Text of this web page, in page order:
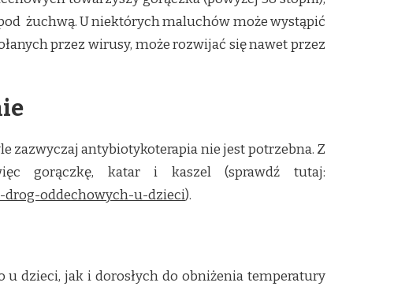
żuchwą. U niektórych maluchów może wystąpić
przez wirusy, może rozwijać się nawet przez
zazwyczaj antybiotykoterapia nie jest potrzebna. Z
gorączkę, katar i kaszel (sprawdź tutaj:
drog-oddechowych-u-dzieci).
dzieci, jak i dorosłych do obniżenia temperatury